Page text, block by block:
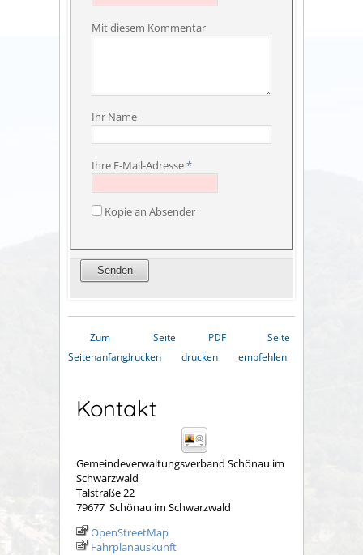
Mit diesem Kommentar
Ihr Name
Ihre E-Mail-Adresse*
Kopie an Absender
Zum
Seitenanfang
Seite
drucken
PDF
drucken
Seite
empfehlen
Kontakt
Gemeindeverwaltungsverband Schönau im
Schwarzwald
Talstraße 22
79677 Schönau im Schwarzwald
OpenStreetMap
Fahrplanauskunft